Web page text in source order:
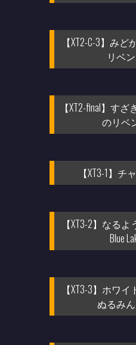
【XT2-C-3】みど
リベ
【XT2-final】すざ
のリベ
【XT3-1】チ
【XT3-2】なる
Blue
【XT3-3】ホワ
ぬるみ